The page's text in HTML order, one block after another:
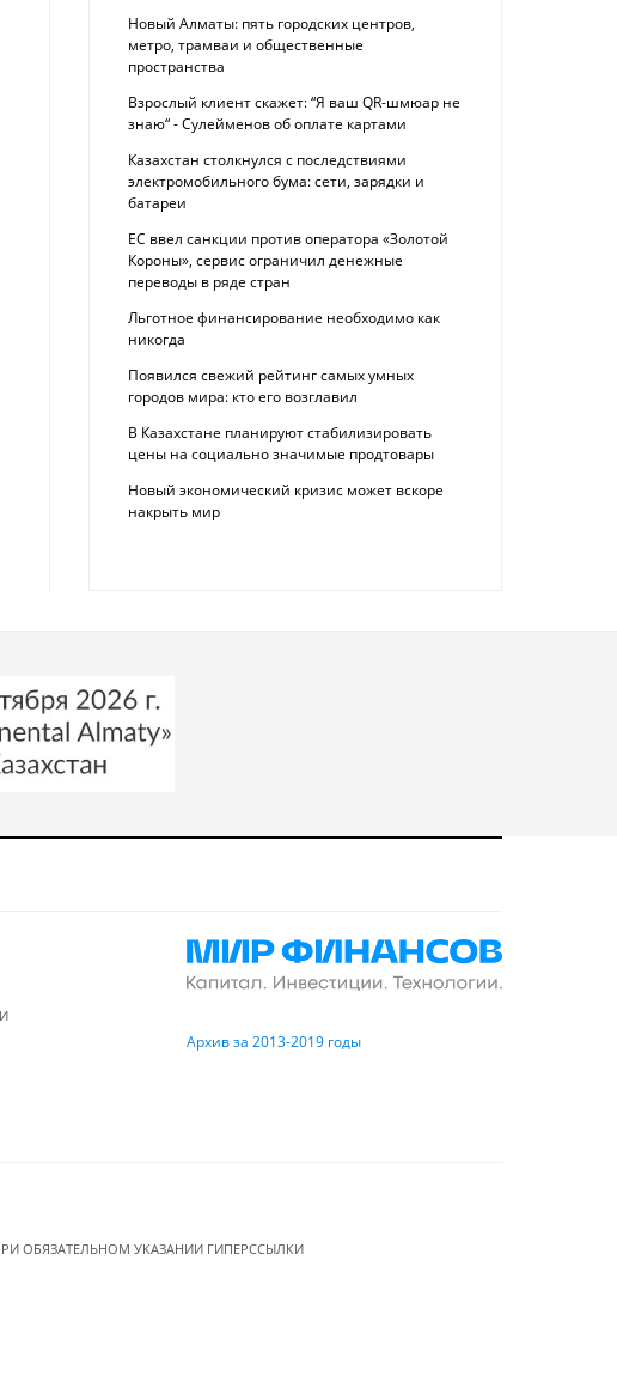
Новый Алматы: пять городских центров,
метро, трамваи и общественные
пространства
Взрослый клиент скажет: “Я ваш QR-шмюар не
знаю“ - Сулейменов об оплате картами
Казахстан столкнулся с последствиями
электромобильного бума: сети, зарядки и
батареи
ЕС ввел санкции против оператора «Золотой
Короны», сервис ограничил денежные
переводы в ряде стран
Льготное финансирование необходимо как
никогда
Появился свежий рейтинг самых умных
городов мира: кто его возглавил
В Казахстане планируют стабилизировать
цены на социально значимые продтовары
Новый экономический кризис может вскоре
накрыть мир
Архив за 2013-2019 годы
ОБЯЗАТЕЛЬНОМ УКАЗАНИИ ГИПЕРССЫЛКИ